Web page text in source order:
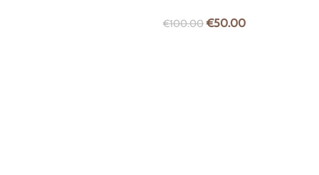
€100.00 €50.00